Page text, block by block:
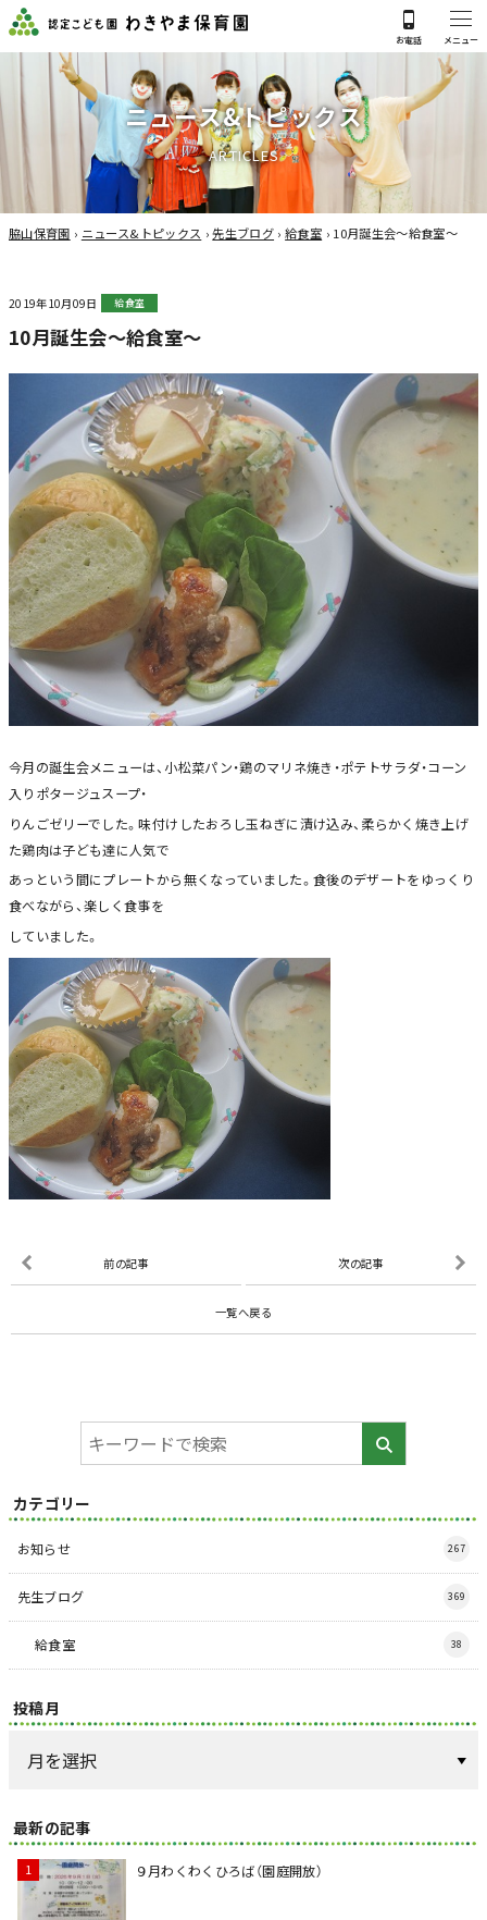
ニュース&トピックス
ARTICLES
脇山保育園 › ニュース&トピックス ›先生ブログ ›給食室 › 10月誕生会～給食室～
2019年10月09日 給食室
10月誕生会～給食室～
今月の誕生会メニューは、小松菜パン・鶏のマリネ焼き・ポテトサラダ・コーン
入りポタージュスープ・
りんごゼリーでした。味付けしたおろし玉ねぎに漬け込み、柔らかく焼き上げ
た鶏肉は子ども達に人気で
あっという間にプレートから無くなっていました。食後のデザートをゆっくり
食べながら、楽しく食事を
していました。
前の記事 次の記事
一覧へ戻る
カテゴリー
お知らせ 267
先生ブログ 369
給食室 38
投稿月
最新の記事
９月わくわくひろば（園庭開放）